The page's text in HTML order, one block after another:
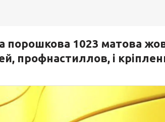
порошкова 1023 матова
профнастиллов, і